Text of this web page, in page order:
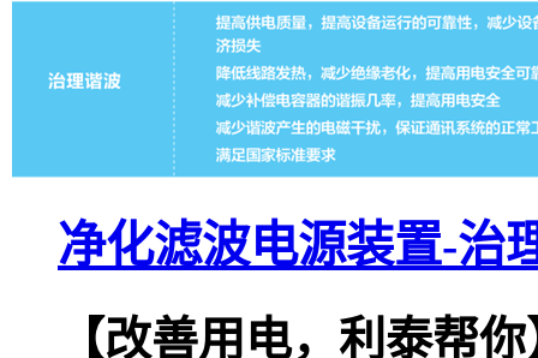
净化滤波电源装置-治
【改善用电，利泰帮